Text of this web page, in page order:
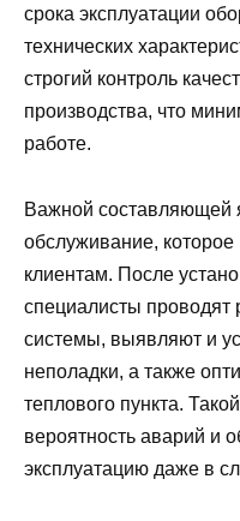
срока эксплуатации
технических
строгий контроль
производства, что
работе.
Важной составляющей
обслуживание,
клиентам. После
специалисты проводят
системы, выявляют и
неполадки, а также
теплового пункта.
вероятность аварий и
эксплуатацию даже в